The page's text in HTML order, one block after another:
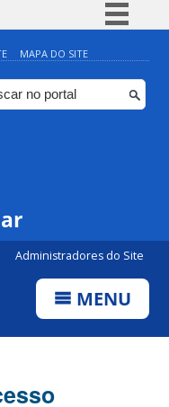
Simplifique!
Comunica BR
Participe
MAPA DO SITE
Administradores do Site
MENU